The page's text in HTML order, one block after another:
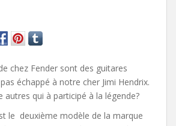
chez Fender sont des guitares
échappé à notre cher Jimi Hendrix.
autres qui à participé à la légende?
le deuxième modèle de la marque